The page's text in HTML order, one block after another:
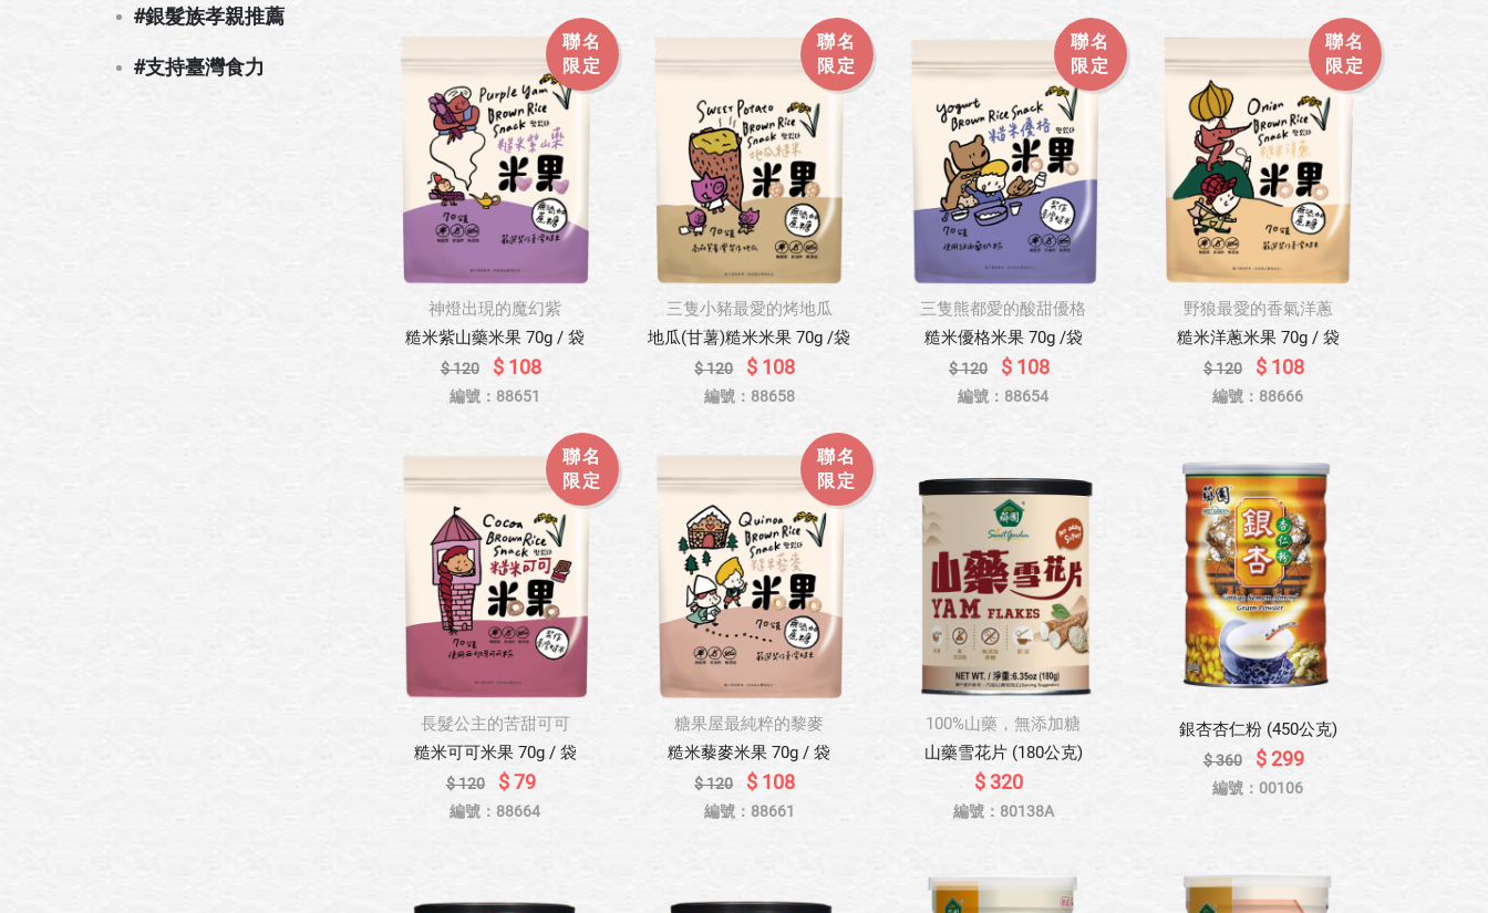
#銀髮族孝親推薦
#支持臺灣食力
聯名
限定
神燈出現的魔幻紫
糙米紫山藥米果 70g / 袋
$ 120 $ 108
編號：88651
聯名
限定
三隻小豬最愛的烤地瓜
地瓜(甘薯)糙米米果 70g /袋
$ 120 $ 108
編號：88658
聯名
限定
三隻熊都愛的酸甜優格
糙米優格米果 70g /袋
$ 120 $ 108
編號：88654
聯名
限定
野狼最愛的香氣洋蔥
糙米洋蔥米果 70g / 袋
$ 120 $ 108
編號：88666
聯名
限定
長髮公主的苦甜可可
糙米可可米果 70g / 袋
$ 120 $ 79
編號：88664
聯名
限定
糖果屋最純粹的黎麥
糙米藜麥米果 70g / 袋
$ 120 $ 108
編號：88661
100%山藥，無添加糖
山藥雪花片 (180公克)
$ 320
編號：80138A
銀杏杏仁粉 (450公克)
$ 360 $ 299
編號：00106